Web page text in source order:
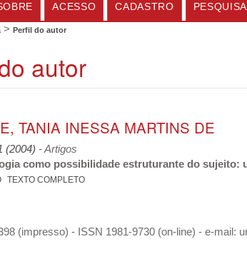
ACESSO CADASTRO PESQUISA
> Perfil do autor
autor
TANIA INESSA MARTINS DE
(2004) - Artigos
como possibilidade estruturante do sujeito:
TEXTO COMPLETO
(impresso) - ISSN 1981-9730 (on-line) - e-mail: